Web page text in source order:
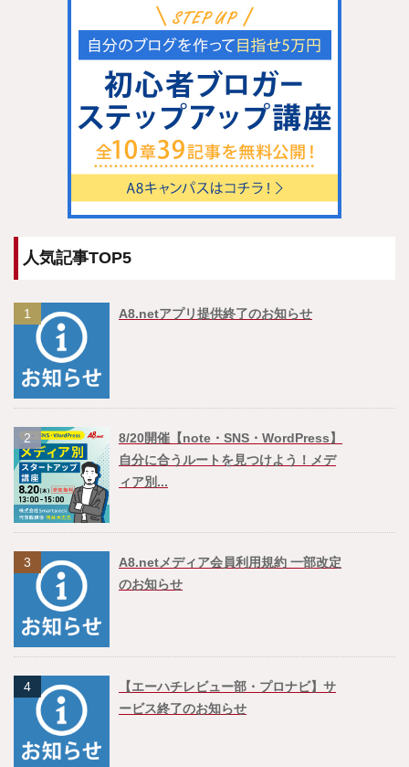
人気記事TOP5
1 A8.netアプリ提供終了のお知らせ
2
8/20開催【note・SNS・WordPress】
自分に合うルートを見つけよう！メデ
ィア別...
3
A8.netメディア会員利用規約 一部改定
のお知らせ
4
【エーハチレビュー部・プロナビ】サ
ービス終了のお知らせ